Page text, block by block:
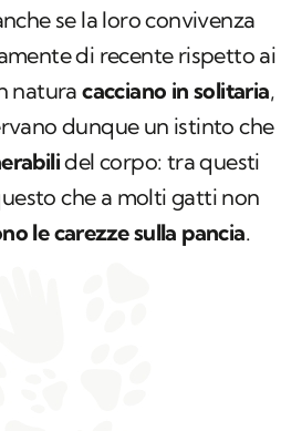
se la loro convivenza
di recente rispetto ai
naturacacciano in solitaria,
dunque un istinto che
del corpo: tra questi
che a molti gatti non
le carezze sulla pancia.